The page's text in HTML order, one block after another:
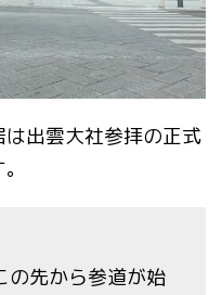
出雲大社参拝の正式
の先から参道が始